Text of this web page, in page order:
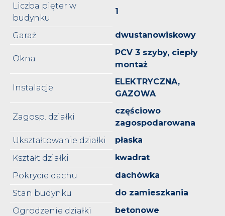
Liczba pięter w
budynku
1
Garaż dwustanowiskowy
Okna
PCV 3 szyby, ciepły
montaż
Instalacje
ELEKTRYCZNA,
GAZOWA
Zagosp. działki
częściowo
zagospodarowana
Ukształtowanie działki
płaska
Kształt działki
kwadrat
Pokrycie dachu
dachówka
Stan budynku
do zamieszkania
Ogrodzenie działki
betonowe